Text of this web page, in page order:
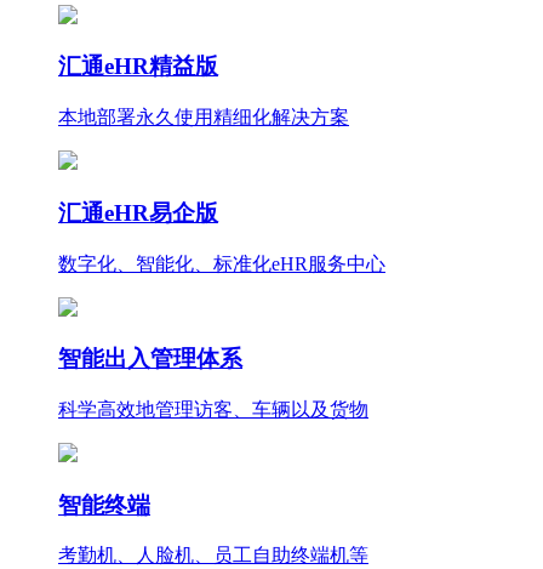
汇通eHR精益版
本地部署永久使用精细化解决方案
汇通eHR易企版
数字化、智能化、标准化eHR服务中心
智能出入管理体系
科学高效地管理访客、车辆以及货物
智能终端
考勤机、人脸机、员工自助终端机等